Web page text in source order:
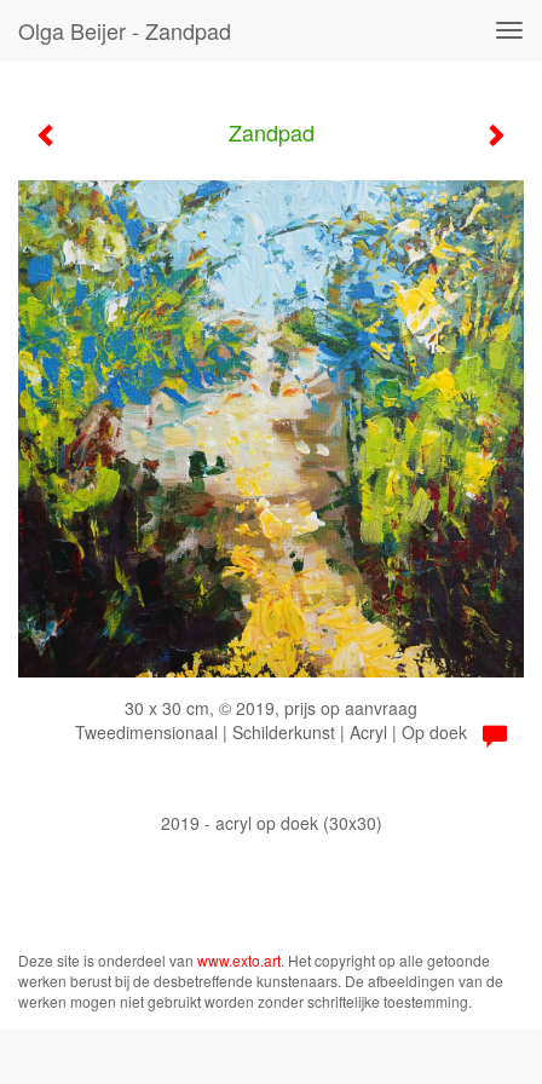
Olga Beijer - Zandpad
Zandpad
30 x 30 cm, © 2019, prijs op aanvraag
Tweedimensionaal | Schilderkunst | Acryl | Op doek
2019 - acryl op doek (30x30)
Deze site is onderdeel van www.exto.art. Het copyright op alle getoonde
werken berust bij de desbetreffende kunstenaars. De afbeeldingen van de
werken mogen niet gebruikt worden zonder schriftelijke toestemming.